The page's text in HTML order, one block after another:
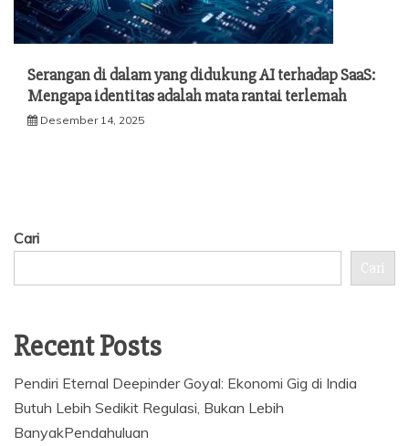
Serangan di dalam yang didukung AI terhadap SaaS:
Mengapa identitas adalah mata rantai terlemah
Desember 14, 2025
Cari
Cari
Recent Posts
Pendiri Eternal Deepinder Goyal: Ekonomi Gig di India
Butuh Lebih Sedikit Regulasi, Bukan Lebih
BanyakPendahuluan